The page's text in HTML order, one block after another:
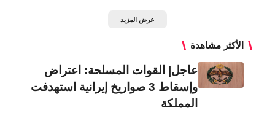
عرض المزيد
الأكثر مشاهدة
عاجل| القوات المسلحة: اعتراض
وإسقاط 3 صواريخ إيرانية استهدفت
المملكة